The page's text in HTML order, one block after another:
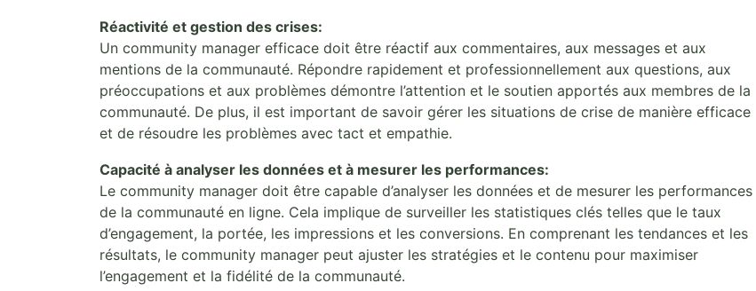
Réactivité et gestion des crises:
Un community manager efficace doit être réactif aux commentaires, aux messages et aux
mentions de la communauté. Répondre rapidement et professionnellement aux questions, aux
préoccupations et aux problèmes démontre l’attention et le soutien apportés aux membres de la
communauté. De plus, il est important de savoir gérer les situations de crise de manière efficace
et de résoudre les problèmes avec tact et empathie.
Capacité à analyser les données et à mesurer les performances:
Le community manager doit être capable d’analyser les données et de mesurer les performances
de la communauté en ligne. Cela implique de surveiller les statistiques clés telles que le taux
d’engagement, la portée, les impressions et les conversions. En comprenant les tendances et les
résultats, le community manager peut ajuster les stratégies et le contenu pour maximiser
l’engagement et la fidélité de la communauté.